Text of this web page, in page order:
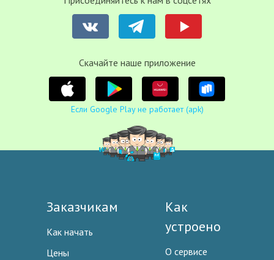
Cкачайте наше приложение
Если Google Play не работает (apk)
Заказчикам
Как начать
Цены
Как
устроено
О сервисе